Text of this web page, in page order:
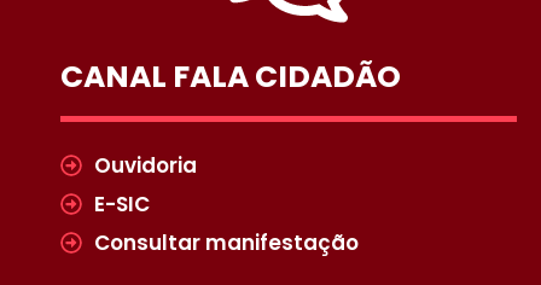
CANAL FALA CIDADÃO
Ouvidoria
E-SIC
Consultar manifestação